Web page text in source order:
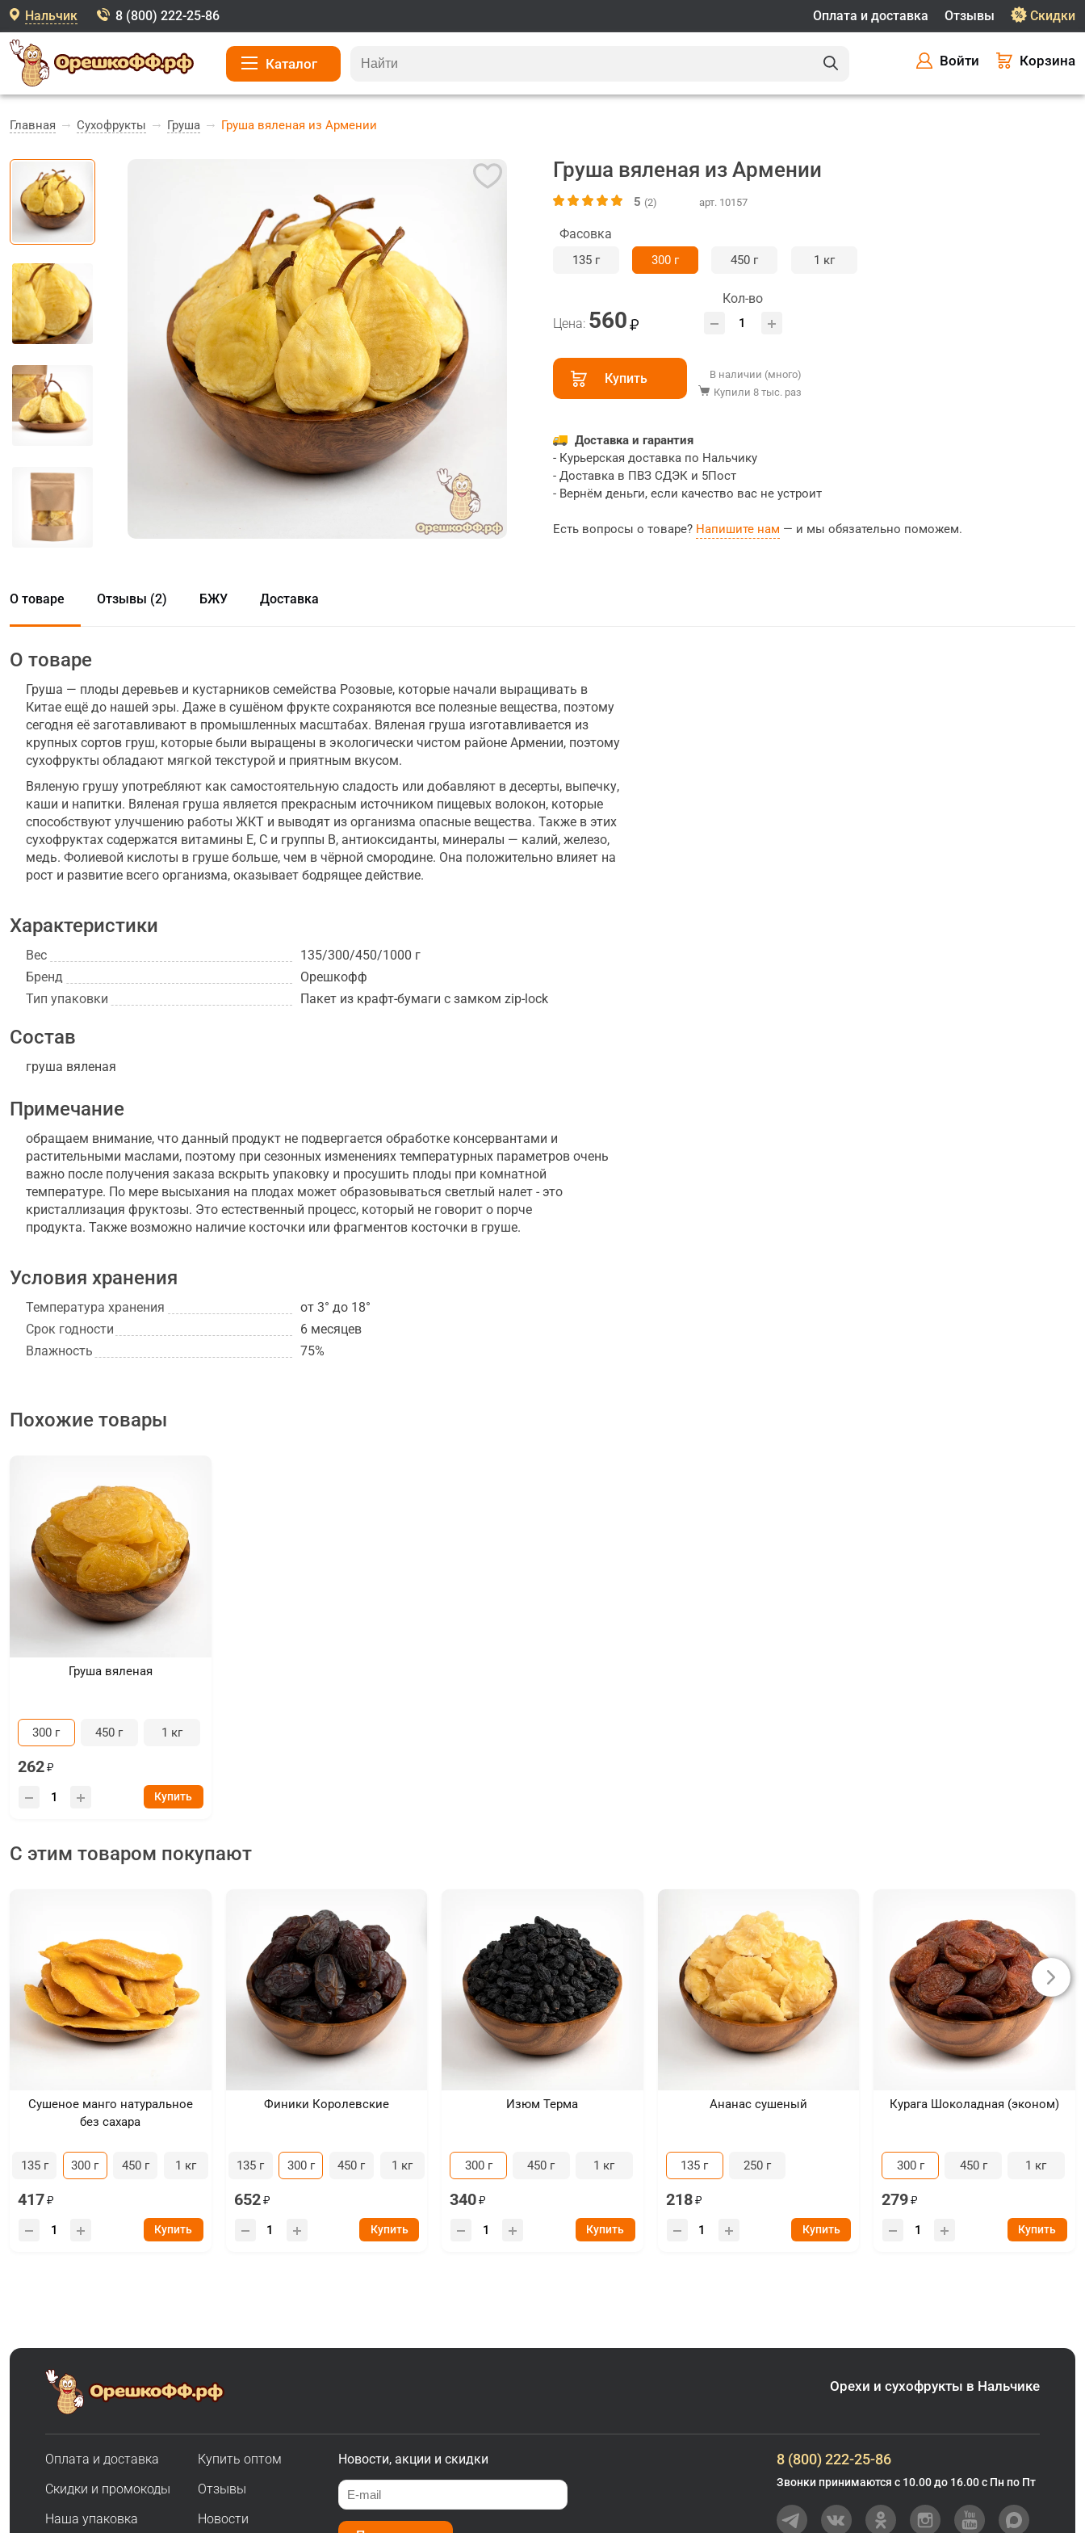
Нальчик 8 (800) 222-25-86 Скидки
Отзывы
Оплата и доставка
Каталог Войти Корзина
Главная Сухофрукты Груша Груша вяленая из Армении
Груша вяленая из Армении
5 (2) арт. 10157
Фасовка
135 г 300 г 450 г 1 кг
Цена: 560
Кол-во
Купить
В наличии (много)
Купили 8 тыс. раз
Доставка и гарантия
- Курьерская доставка по Нальчику
- Доставка в ПВЗ СДЭК и 5Пост
- Вернём деньги, если качество вас не устроит
Есть вопросы о товаре? Напишите нам — и мы обязательно поможем.
О товаре Отзывы (2) БЖУ Доставка
О товаре
Груша — плоды деревьев и кустарников семейства Розовые, которые начали выращивать в
Китае ещё до нашей эры. Даже в сушёном фрукте сохраняются все полезные вещества, поэтому
сегодня её заготавливают в промышленных масштабах. Вяленая груша изготавливается из
крупных сортов груш, которые были выращены в экологически чистом районе Армении, поэтому
сухофрукты обладают мягкой текстурой и приятным вкусом.
Вяленую грушу употребляют как самостоятельную сладость или добавляют в десерты, выпечку,
каши и напитки. Вяленая груша является прекрасным источником пищевых волокон, которые
способствуют улучшению работы ЖКТ и выводят из организма опасные вещества. Также в этих
сухофруктах содержатся витамины Е, С и группы В, антиоксиданты, минералы — калий, железо,
медь. Фолиевой кислоты в груше больше, чем в чёрной смородине. Она положительно влияет на
рост и развитие всего организма, оказывает бодрящее действие.
Характеристики
Вес
135/300/450/1000 г
Бренд
Орешкофф
Тип упаковки
Пакет из крафт-бумаги с замком zip-lock
Состав
груша вяленая
Примечание
обращаем внимание, что данный продукт не подвергается обработке консервантами и
растительными маслами, поэтому при сезонных изменениях температурных параметров очень
важно после получения заказа вскрыть упаковку и просушить плоды при комнатной
температуре. По мере высыхания на плодах может образовываться светлый налет - это
кристаллизация фруктозы. Это естественный процесс, который не говорит о порче
продукта. Также возможно наличие косточки или фрагментов косточки в груше.
Условия хранения
Температура хранения
от 3° до 18°
Срок годности
6 месяцев
Влажность
75%
Похожие товары
Груша вяленая
300 г 450 г 1 кг
262
Купить
С этим товаром покупают
Сушеное манго натуральное
без сахара
135 г 300 г 450 г 1 кг
417
Купить
Финики Королевские
135 г 300 г 450 г 1 кг
652
Купить
Изюм Терма
300 г 450 г 1 кг
340
Купить
Ананас сушеный
135 г 250 г
218
Купить
Курага Шоколадная (эконом)
300 г 450 г 1 кг
279
Купить
Орехи и сухофрукты в Нальчике
Оплата и доставка
Скидки и промокоды
Наша упаковка
Купить оптом
Отзывы
Новости
Новости, акции и скидки 8 (800) 222-25-86
Звонки принимаются с 10.00 до 16.00 с Пн по Пт